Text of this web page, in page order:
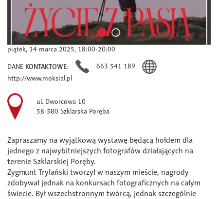
piątek, 14 marca 2025, 18:00-20:00
DANE KONTAKTOWE:
663 541 189
http://www.moksial.pl
ul. Dworcowa 10
58-580 Szklarska Poręba
Zapraszamy na wyjątkową wystawę będącą hołdem dla
jednego z najwybitniejszych fotografów działających na
terenie Szklarskiej Poręby.
Zygmunt Trylański tworzył w naszym mieście, nagrody
zdobywał jednak na konkursach fotograficznych na całym
świecie. Był wszechstronnym twórcą, jednak szczególnie